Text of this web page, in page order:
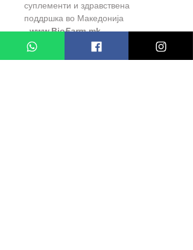
суплементи и здравствена
поддршка во Македонија
-www.BioFarm.mk